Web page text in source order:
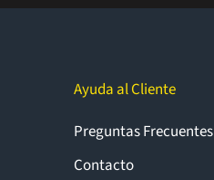
Ayuda al Cliente
Preguntas Frecuentes
Contacto